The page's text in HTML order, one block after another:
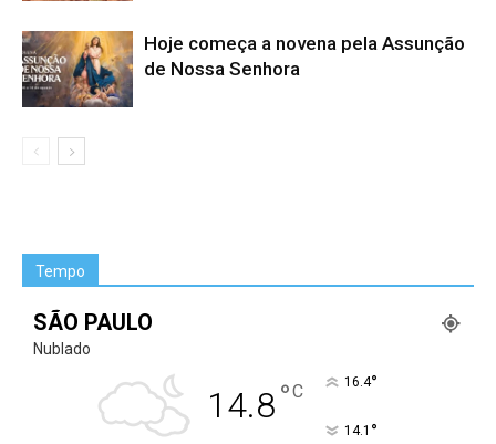
Hoje começa a novena pela Assunção
de Nossa Senhora
Tempo
SÃO PAULO
Nublado
14.8°C 16.4°
14.1 °